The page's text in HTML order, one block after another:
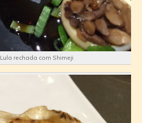
Lula rechada com Shimeji